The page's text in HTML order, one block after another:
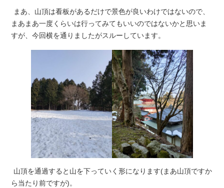
まあ、山頂は看板があるだけで景色が良いわけではないので、
まあまあ一度くらいは行ってみてもいいのではないかと思いま
すが、今回横を通りましたがスルーしています。
山頂を通過すると山を下っていく形になります(まあ山頂ですか
ら当たり前ですが)。